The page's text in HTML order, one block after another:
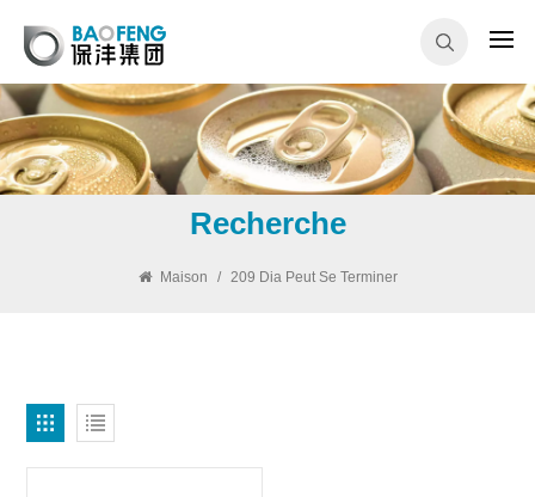
Recherche
Maison / 209 Dia Peut Se Terminer